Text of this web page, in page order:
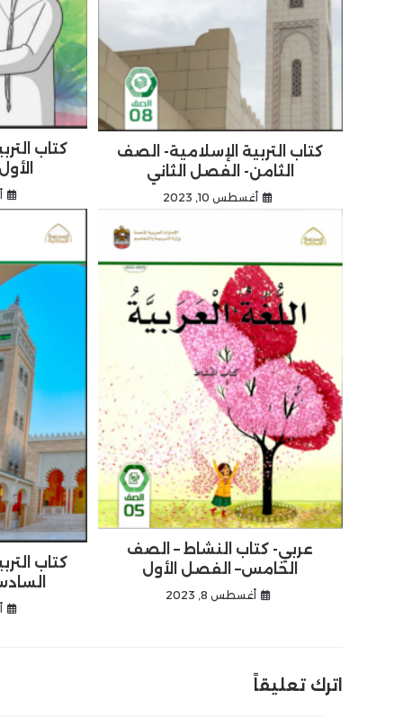
كتاب
كتاب التربية الإسلامية- الصف
الثامن- الفصل الثاني
أغسطس 10, 2023
كتاب
عربي- كتاب النشاط – الصف
الخامس– الفصل الأول
أغسطس 8, 2023
اترك تعليقاً